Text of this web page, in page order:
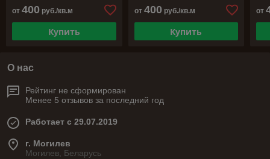
от 400 руб./кв.м
Купить
от 400руб./кв.м
Купить
от
О нас
Рейтинг не сформирован
Менее 5 отзывов за последний год
Работает с 29.07.2019
г. Могилев
Могилев, Беларусь